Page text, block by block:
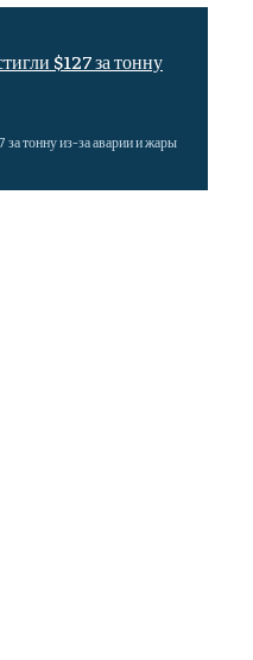
$127 за тонну
за тонну из-за аварии и жары